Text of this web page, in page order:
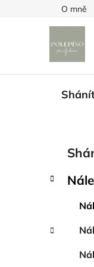
O mně
s
a
n
kategorie
e
i